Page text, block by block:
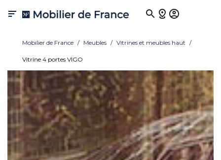

Mobilier de France Meubles Vitrines et meubles haut
Vitrine 4 portes VIGO